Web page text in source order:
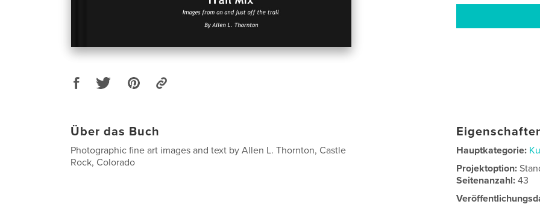
Über das Buch
Photographic fine art images and text by Allen L. Thornton, Castle
Rock, Colorado
Hauptkategorie:
Projektoption:
Seitenanzahl:43